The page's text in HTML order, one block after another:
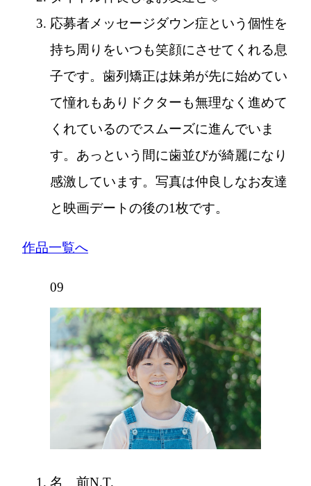
応募者メッセージダウン症という個性を
持ち周りをいつも笑顔にさせてくれる息
子です。歯列矯正は妹弟が先に始めてい
て憧れもありドクターも無理なく進めて
くれているのでスムーズに進んでいま
す。あっという間に歯並びが綺麗になり
感激しています。写真は仲良しなお友達
と映画デートの後の1枚です。
作品一覧へ
09
名 前N.T.